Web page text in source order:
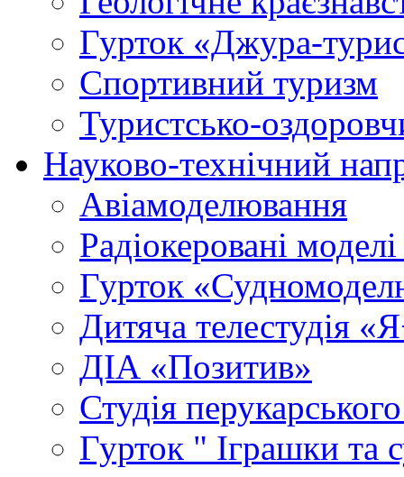
Гурток «Джура-
Спортивний туризм
Туристсько-
Науково-технічний
Авіамоделювання
Радіокеровані моделі
Гурток
Дитяча телестудія
ДІА «Позитив»
Студія
Гурток " Іграшки та